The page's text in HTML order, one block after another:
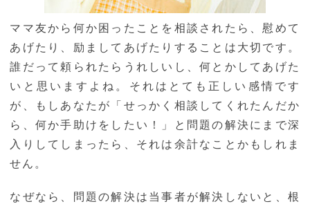
ママ友から何か困ったことを相談されたら、慰めて
あげたり、励ましてあげたりすることは大切です。
誰だって頼られたらうれしいし、何とかしてあげた
いと思いますよね。それはとても正しい感情です
が、もしあなたが「せっかく相談してくれたんだか
ら、何か手助けをしたい！」と問題の解決にまで深
入りしてしまったら、それは余計なことかもしれま
せん。
なぜなら、問題の解決は当事者が解決しないと、根